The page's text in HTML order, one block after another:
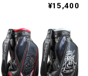
¥15,400